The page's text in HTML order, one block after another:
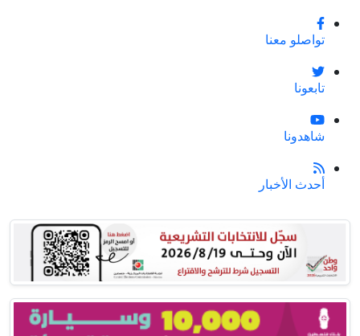
تواصلو معنا
تابعونا
شاهدونا
أحدث الأخبار